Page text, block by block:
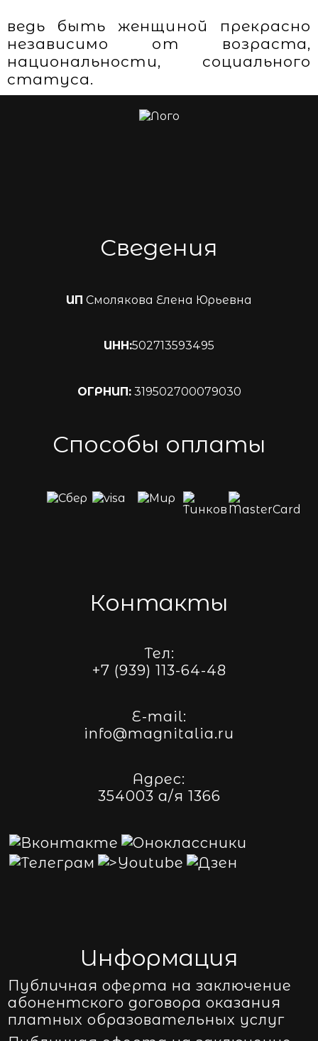
ведь быть женщиной прекрасно
независимо от возраста,
национальности, социального
статуса.
Сведения
ИП Смолякова Елена Юрьевна
ИНН:502713593495
ОГРНИП:319502700079030
Способы оплаты
Контакты
Тел:
+7 (939) 113-64-48
E-mail:
info@magnitalia.ru
Адрес:
354003 а/я 1366
Информация
Публичная оферта на заключение
абонентского договора оказания
платных образовательных услуг